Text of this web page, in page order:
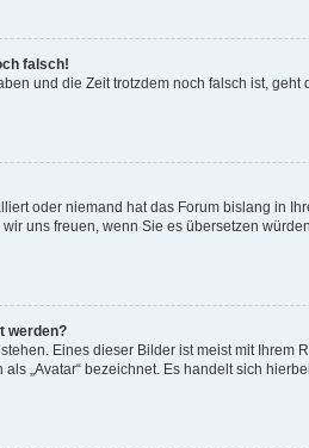
falsch!
und die Zeit trotzdem noch falsch ist,
oder niemand hat das Forum bislang in
uns freuen, wenn Sie es übersetzen
werden?
Eines dieser Bilder ist meist mit
„Avatar“ bezeichnet. Es handelt sich